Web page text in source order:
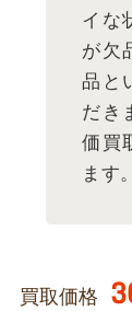
イな
が欠
品と
だき
価買
ます。
買取価格